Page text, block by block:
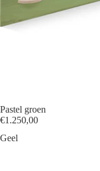
Pastel groen
€1.250,00
Geel